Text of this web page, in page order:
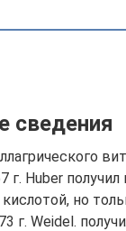
сведения
г. Huber
но
г. Weidel.